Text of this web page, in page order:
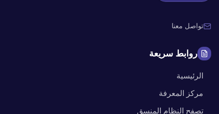
تواصل معنا
روابط سريعة
الرئيسية
مركز المعرفة
تصفح النظام المنسق